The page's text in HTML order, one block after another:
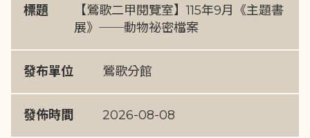
標題
【鶯歌二甲閱覽室】115年9月《主題書
展》──動物祕密檔案
發布單位 鶯歌分館
發佈時間 2026-08-08